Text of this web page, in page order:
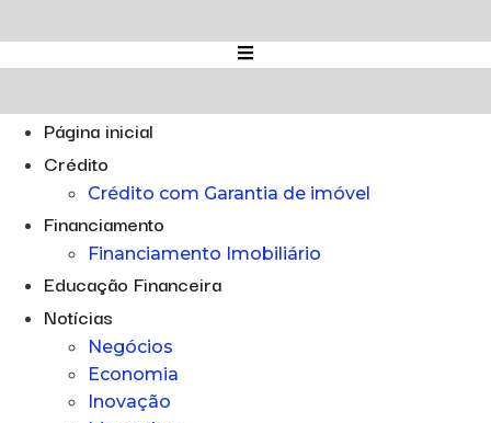
para
o
Página inicial
Crédito
Crédito com Garantia de imóvel
Financiamento
Financiamento Imobiliário
Educação Financeira
Notícias
Negócios
Economia
Inovação